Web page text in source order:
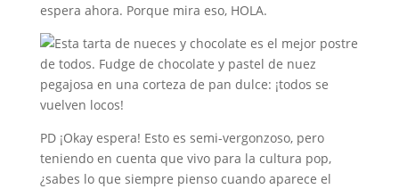
espera ahora. Porque mira eso, HOLA.
PD ¡Okay espera! Esto es semi-vergonzoso, pero
teniendo en cuenta que vivo para la cultura pop,
¿sabes lo que siempre pienso cuando aparece el